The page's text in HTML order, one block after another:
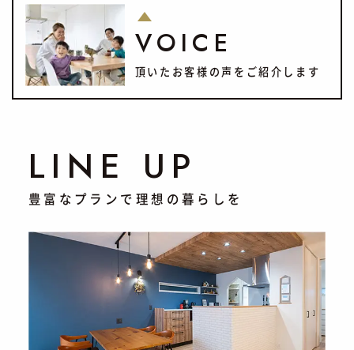
VOICE
頂いたお客様の声をご紹介します
LINE UP
豊富なプランで理想の暮らしを